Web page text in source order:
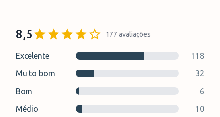
8,5 177 avaliações
Excelente
118
Muito bom
32
Bom
6
Médio
10